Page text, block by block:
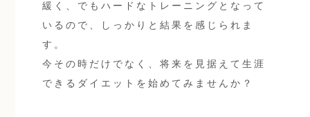
緩く、でもハードなトレーニングとなって
いるので、しっかりと結果を感じられま
す。
今その時だけでなく、将来を見据えて生涯
できるダイエットを始めてみませんか？